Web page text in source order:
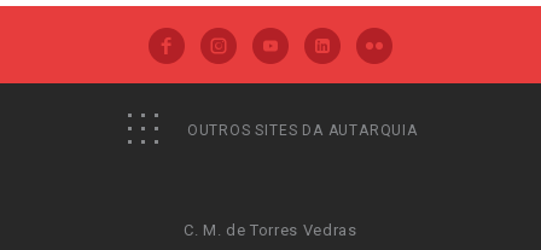
OUTROS SITES DA AUTARQUIA
C. M. de Torres Vedras